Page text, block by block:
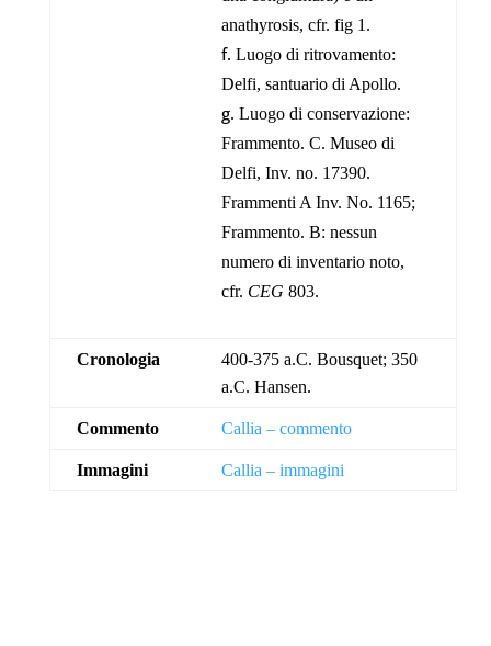
anathyrosis, cfr. fig 1.
Luogo di ritrovamento:
Delfi, santuario di Apollo.
Luogo di conservazione:
Frammento. C. Museo di
Delfi, Inv. no. 17390.
Frammenti A Inv. No. 1165;
Frammento. B: nessun
numero di inventario noto,
cfr. CEG 803.
Cronologia
400-375 a.C. Bousquet; 350
a.C. Hansen.
Commento Callia – commento
Immagini Callia – immagini